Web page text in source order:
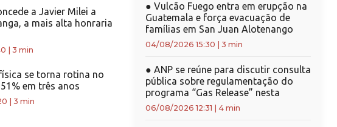
a Javier Milei a
a mais alta honraria
3 min
se torna rotina no
em três anos
3 min
● Vulcão Fuego entra em erupção na
Guatemala e força evacuação de
famílias em San Juan Alotenango
04/08/2026 15:30 3 min
● ANP se reúne para discutir consulta
pública sobre regulamentação do
programa “Gas Release” nesta
06/08/2026 12:31 4 min